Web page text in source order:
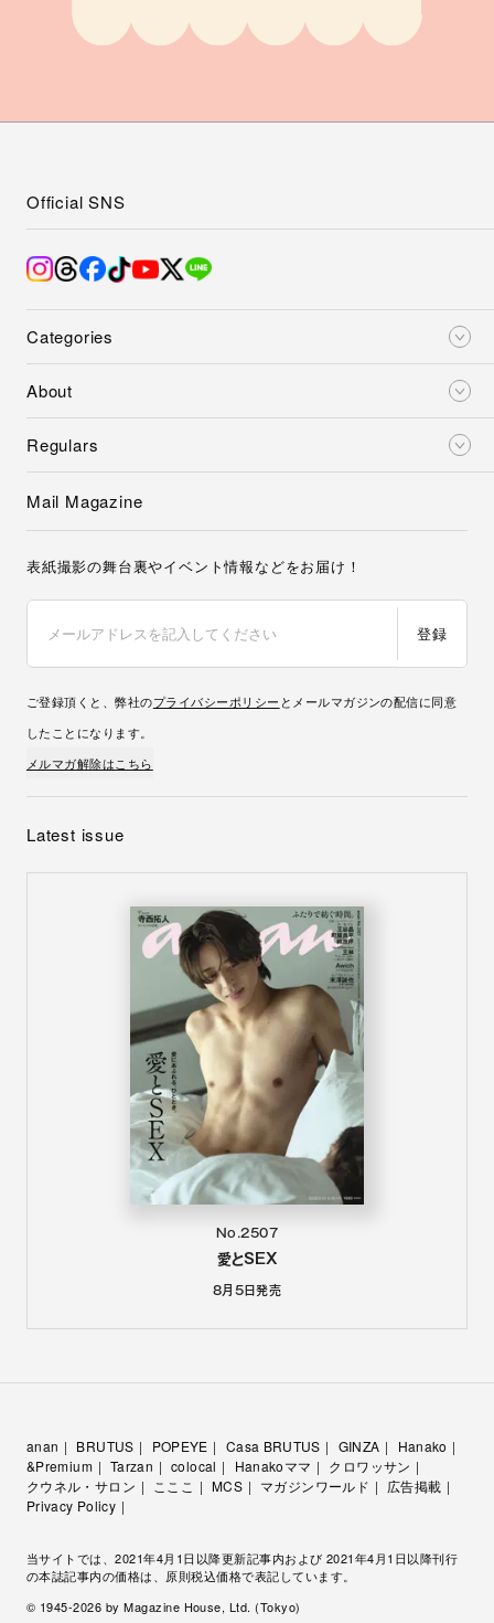
Categories
About
Regulars
Official SNS
Mail Magazine
表紙撮影の舞台裏やイベント情報などをお届け！
登録
ご登録頂くと、弊社のプライバシーポリシー とメールマガジンの配信に同意
したことになります。
メルマガ解除はこちら
Latest issue
No.2507
愛とSEX
8月5日発売
anan BRUTUS POPEYE Casa BRUTUS GINZA
Hanako
&Premium
Tarzan colocal Hanakoママ
クロワッサン
クウネル・サロン
こここ MCS マガジンワールド
広告掲載
Privacy Policy
当サイトでは、2021年4月1日以降更新記事内および 2021年4月1日以降刊行
の本誌記事内の価格は、原則税込価格で表記しています。
© 1945-2026 by Magazine House, Ltd. (Tokyo)